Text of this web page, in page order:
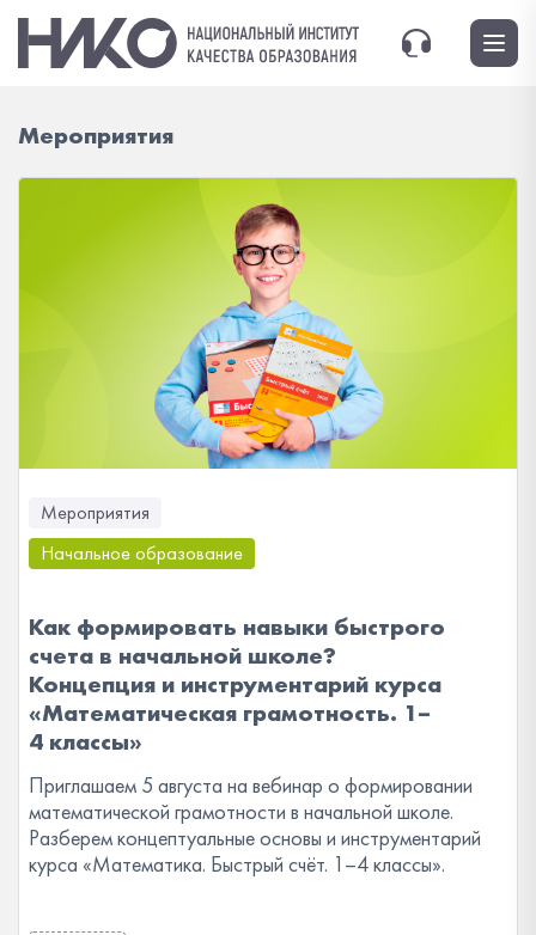
Мероприятия
Мероприятия
Начальное образование
Как формировать навыки быстрого
счета в начальной школе?
Концепция и инструментарий курса
«Математическая грамотность. 1–
4 классы»
Приглашаем 5 августа на вебинар о формировании
математической грамотности в начальной школе.
Разберем концептуальные основы и инструментарий
курса «Математика. Быстрый счёт. 1–4 классы».